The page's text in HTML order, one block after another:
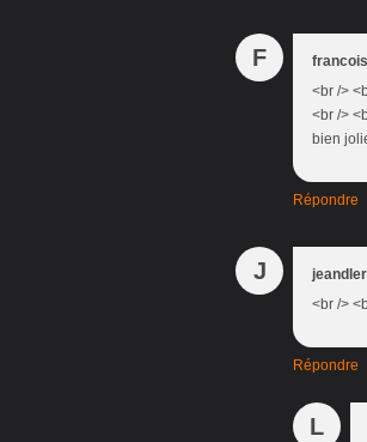
F
<br />
<br />
bien
Répondre
J jeandler
<br />
Répondre
L